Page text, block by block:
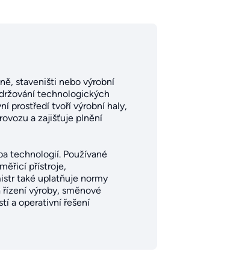
staveništi nebo výrobní
technologických
prostředí tvoří výrobní haly,
a zajišťuje plnění
technologií. Používané
přístroje,
také uplatňuje normy
výroby, směnové
a operativní řešení